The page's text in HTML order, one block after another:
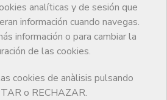
analíticas y de sesión que
información cuando navegas.
información o para cambiar la
de las cookies.
cookies de anàlisis pulsando
o RECHAZAR.
Juridicos